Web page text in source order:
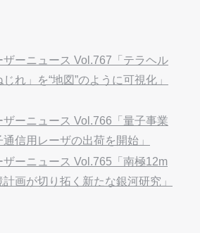
ーニュース Vol.767「テラヘル
れ」を“地図”のように可視化」
ーニュース Vol.766「量子事業
信用レーザの出荷を開始」
ーニュース Vol.765「南極12m
画が切り拓く新たな銀河研究」